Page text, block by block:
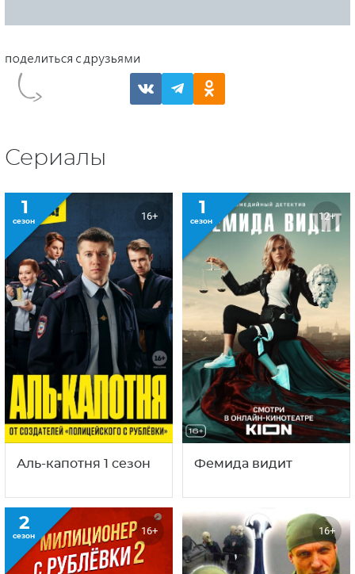
Сериалы
1
сезон 16+
Аль-капотня 1 сезон
1
сезон 12+
Фемида видит
2
сезон 16+ 16+